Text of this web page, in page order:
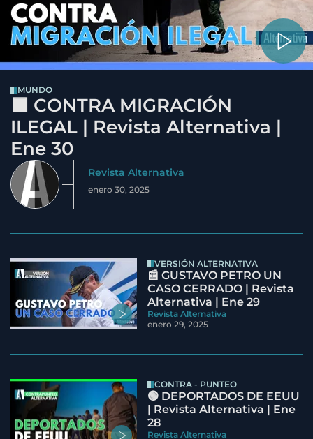
MUNDO
🟦 CONTRA MIGRACIÓN
ILEGAL | Revista Alternativa |
Ene 30
Revista Alternativa
enero 30, 2025
VERSIÓN ALTERNATIVA
📰 GUSTAVO PETRO UN
CASO CERRADO | Revista
Alternativa | Ene 29
Revista Alternativa
enero 29, 2025
CONTRA - PUNTEO
🟢 DEPORTADOS DE EEUU
| Revista Alternativa | Ene
28
Revista Alternativa